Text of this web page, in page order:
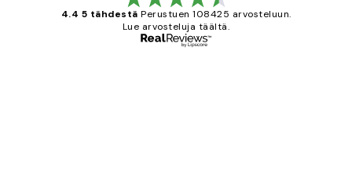
4.4 5 tähdestä Perustuen 108425 arvosteluun.
Lue arvosteluja täältä.